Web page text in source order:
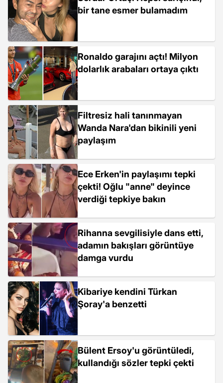
bir tane esmer bulamadım
Ronaldo garajını açtı! Milyon
dolarlık arabaları ortaya çıktı
Filtresiz hali tanınmayan
Wanda Nara'dan bikinili yeni
paylaşım
Ece Erken'in paylaşımı tepki
çekti! Oğlu "anne" deyince
verdiği tepkiye bakın
Rihanna sevgilisiyle dans etti,
adamın bakışları görüntüye
damga vurdu
Kibariye kendini Türkan
Şoray'a benzetti
Bülent Ersoy'u görüntüledi,
kullandığı sözler tepki çekti